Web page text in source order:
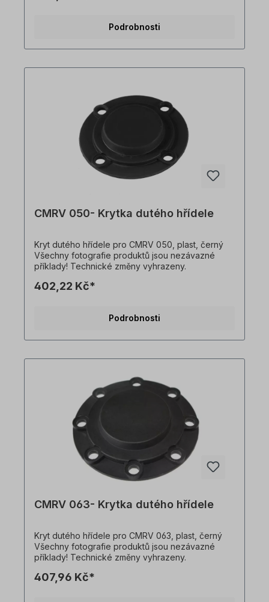
Podrobnosti
CMRV 050- Krytka dutého hřídele
Kryt dutého hřídele pro CMRV 050, plast, černý
Všechny fotografie produktů jsou nezávazné
příklady! Technické změny vyhrazeny.
402,22 Kč*
Podrobnosti
CMRV 063- Krytka dutého hřídele
Kryt dutého hřídele pro CMRV 063, plast, černý
Všechny fotografie produktů jsou nezávazné
příklady! Technické změny vyhrazeny.
407,96 Kč*